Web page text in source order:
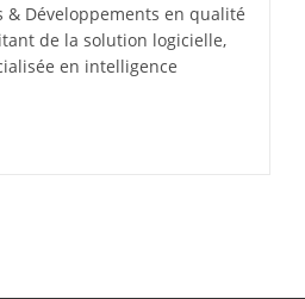
& Développements en qualité
de la solution logicielle,
en intelligence